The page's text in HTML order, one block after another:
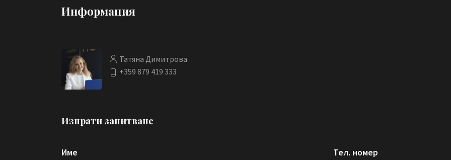
Информация
Татяна Димитрова
+359 879 419 333
Изпрати запитване
Име Тел. номер